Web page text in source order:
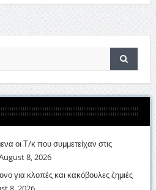
οι Τ/κ που συμμετείχαν στις
8, 2026
για κλοπές και κακόβουλες ζημιές